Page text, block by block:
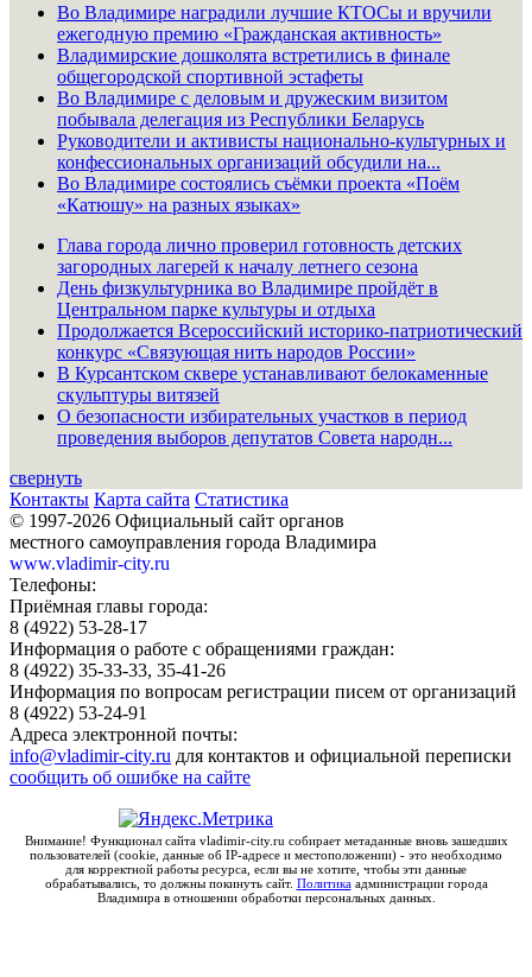
Во Владимире наградили лучшие КТОСы и вручили
ежегодную премию «Гражданская активность»
Владимирские дошколята встретились в финале
общегородской спортивной эстафеты
Во Владимире с деловым и дружеским визитом
побывала делегация из Республики Беларусь
Руководители и активисты национально-культурных и
конфессиональных организаций обсудили на...
Во Владимире состоялись съёмки проекта «Поём
«Катюшу» на разных языках»
Глава города лично проверил готовность детских
загородных лагерей к началу летнего сезона
День физкультурника во Владимире пройдёт в
Центральном парке культуры и отдыха
Продолжается Всероссийский историко-патриотический
конкурс «Связующая нить народов России»
В Курсантском сквере устанавливают белокаменные
скульптуры витязей
О безопасности избирательных участков в период
проведения выборов депутатов Совета народн...
свернуть
Контакты Карта сайта Статистика
© 1997-2026 Официальный сайт органов
местного самоуправления города Владимира
www.vladimir-city.ru
Телефоны:
Приёмная главы города:
8 (4922) 53-28-17
Информация о работе с обращениями граждан:
8 (4922) 35-33-33, 35-41-26
Информация по вопросам регистрации писем от организаций
8 (4922) 53-24-91
Адреса электронной почты:
info@vladimir-city.ru для контактов и официальной переписки
сообщить об ошибке на сайте
Внимание! Функционал сайта vladimir-city.ru собирает метаданные вновь зашедших
пользователей (cookie, данные об IP-адресе и местоположении) - это необходимо
для корректной работы ресурса, если вы не хотите, чтобы эти данные
обрабатывались, то должны покинуть сайт. Политикаадминистрации города
Владимира в отношении обработки персональных данных.